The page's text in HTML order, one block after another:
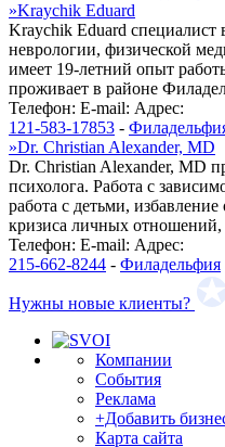
»Kraychik Eduard
Kraychik Eduard специалист
неврологии, физической
имеет 19-летний опыт
проживает в районе
Телефон: E-mail: Адрес:
121-583-17853 -
»Dr. Christian Alexander, MD
Dr. Christian Alexander, MD
психолога. Работа с
работа с детьми,
кризиса личных отношений,
Телефон: E-mail: Адрес:
215-662-8244 - Филадельфия
Нужны новые клиенты?
Компании
События
Реклама
+Добавить
Карта сайта